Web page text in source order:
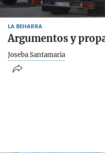
LA BEHARRA
Argumentos y
Joseba Santamaria